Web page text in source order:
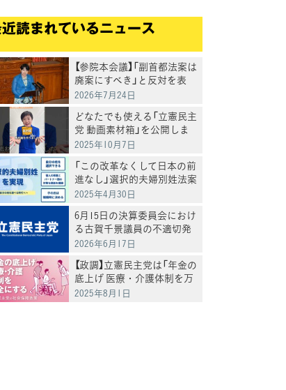
読まれているニュース
【参院本会議】「副首都法案は
廃案にすべき」と反対を表
明 岸真紀子議員
2026年7月24日
どなたでも使える「立憲民主
党 動画素材箱」を公開しま
した
2025年10月7日
「この改革なくして日本の前
進なし」選択的夫婦別姓法案
を提出
2025年4月30日
6月15日の決算委員会におけ
る古賀千景議員の不適切発
言と処分について
2026年6月17日
【政調】立憲民主党は「年金の
底上げ 医療・介護体制を万
全にする」
2025年8月1日